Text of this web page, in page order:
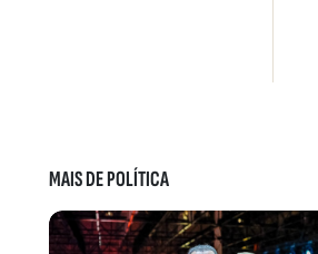
MAIS DE POLÍTICA